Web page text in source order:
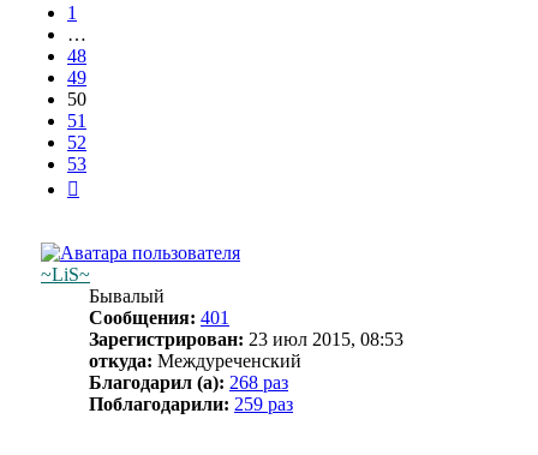
1
…
48
49
50
51
52
53
~LiS~
Бывалый
Сообщения: 401
Зарегистрирован: 23 июл 2015, 08:53
откуда: Междуреченский
Благодарил (а): 268 раз
Поблагодарили: 259 раз